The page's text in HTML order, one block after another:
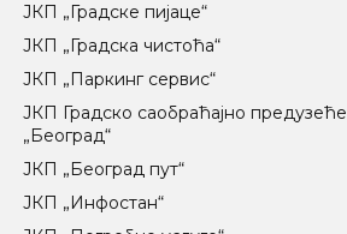
ЈКП „Градске пијаце“
ЈКП „Градска чистоћа“
ЈКП „Паркинг сервис“
ЈКП Градско саобраћајно предузеће
„Београд“
ЈКП „Београд пут“
ЈКП „Инфостан“